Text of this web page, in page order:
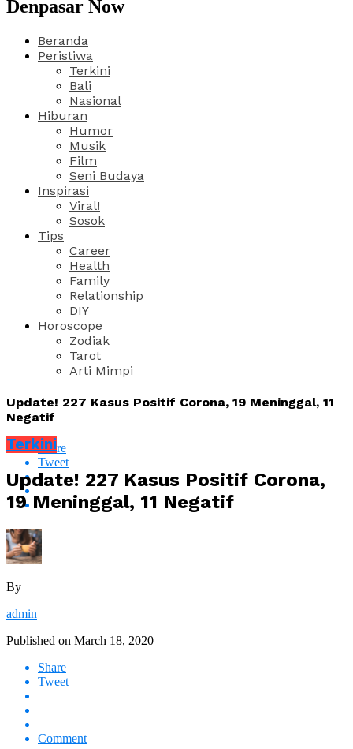
Denpasar Now
Beranda
Peristiwa
Terkini
Bali
Nasional
Hiburan
Humor
Musik
Film
Seni Budaya
Inspirasi
Viral!
Sosok
Tips
Career
Health
Family
Relationship
DIY
Horoscope
Zodiak
Tarot
Arti Mimpi
Update! 227 Kasus Positif Corona, 19 Meninggal, 11
Negatif
Share
Tweet
Terkini
Update! 227 Kasus Positif Corona,
19 Meninggal, 11 Negatif
By
admin
Published on March 18, 2020
Share
Tweet
Comment